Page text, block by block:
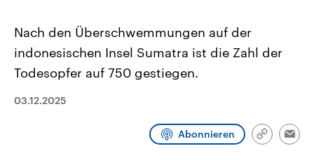
2026
September 2026 einen neuen
Wirtschaftlich und
gehören die Vereinigten
den mächtigsten Ländern
Nach den Überschwemmungen auf der
indonesischen Insel Sumatra ist die Zahl der
Todesopfer auf 750 gestiegen.
03.12.2025
Abonnieren
Link